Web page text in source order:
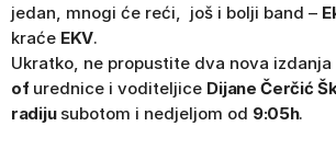
jedan, mnogi će reći, još i bolji band –
kraće EKV.
Ukratko, ne propustite dva nova
ofurednice i voditeljice Dijane Čerčić
radijusubotom i nedjeljom od 9:05h.